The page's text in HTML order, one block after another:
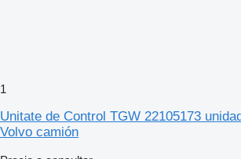
1
Unitate de Control TGW 22105173
Volvo camión